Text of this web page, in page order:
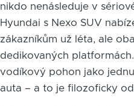
nikdo nenásleduje v
Hyundai s Nexo SUV
zákazníkům už léta, ale
dedikovaných
vodíkový pohon jako
auta – a to je filozoficky